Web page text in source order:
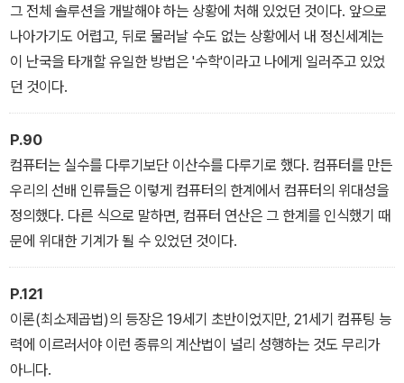
그 전체 솔루션을 개발해야 하는 상황에 처해 있었던 것이다. 앞으로
나아가기도 어렵고, 뒤로 물러날 수도 없는 상황에서 내 정신세계는
이 난국을 타개할 유일한 방법은 '수학'이라고 나에게 일러주고 있었
던 것이다.
P.90
컴퓨터는 실수를 다루기보단 이산수를 다루기로 했다. 컴퓨터를 만든
우리의 선배 인류들은 이렇게 컴퓨터의 한계에서 컴퓨터의 위대성을
정의했다. 다른 식으로 말하면, 컴퓨터 연산은 그 한계를 인식했기 때
문에 위대한 기계가 될 수 있었던 것이다.
P.121
이론(최소제곱법)의 등장은 19세기 초반이었지만, 21세기 컴퓨팅 능
력에 이르러서야 이런 종류의 계산법이 널리 성행하는 것도 무리가
아니다.